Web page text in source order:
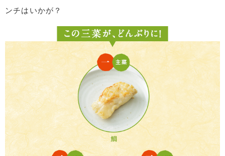
ンチはいかが？